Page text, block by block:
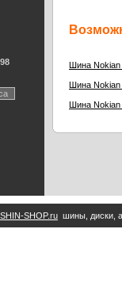
Шина Nokian
Шина Nokian
Шина Nokian
SHIN-SHOP.ru шины, диски,